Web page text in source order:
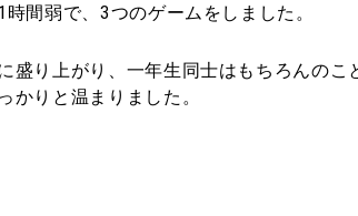
間弱で、3つのゲームをしました。
盛り上がり、一年生同士はもちろんのこ
かりと温まりました。